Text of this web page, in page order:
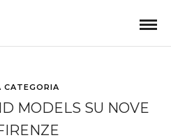
CATEGORIA
MODELS SU NOVE